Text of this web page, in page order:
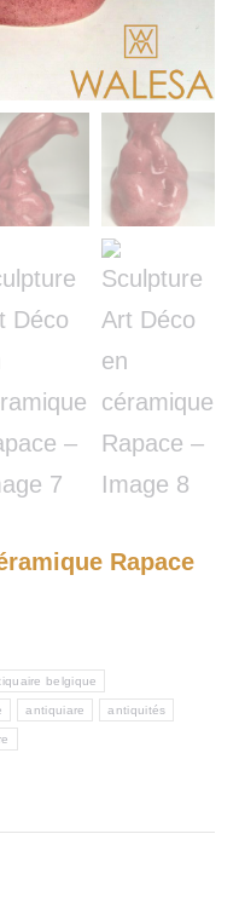
Rapace
belgique
antiquiare antiquités